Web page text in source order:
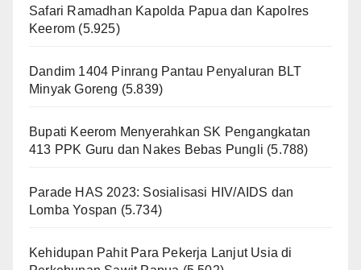
Safari Ramadhan Kapolda Papua dan Kapolres
Keerom (5.925)
Dandim 1404 Pinrang Pantau Penyaluran BLT
Minyak Goreng (5.839)
Bupati Keerom Menyerahkan SK Pengangkatan
413 PPK Guru dan Nakes Bebas Pungli (5.788)
Parade HAS 2023: Sosialisasi HIV/AIDS dan
Lomba Yospan (5.734)
Kehidupan Pahit Para Pekerja Lanjut Usia di